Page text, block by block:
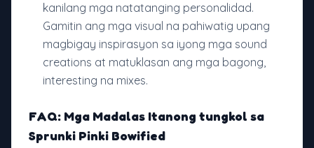
kanilang mga natatanging personalidad.
Gamitin ang mga visual na pahiwatig upang
magbigay inspirasyon sa iyong mga sound
creations at matuklasan ang mga bagong,
interesting na mixes.
FAQ: Mga Madalas Itanong tungkol sa
Sprunki Pinki Bowified